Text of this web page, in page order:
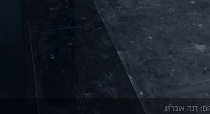
דנה אוברזון